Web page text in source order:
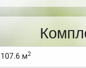
107.6 м2